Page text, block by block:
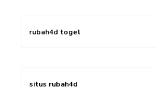
rubah4d togel
situs rubah4d